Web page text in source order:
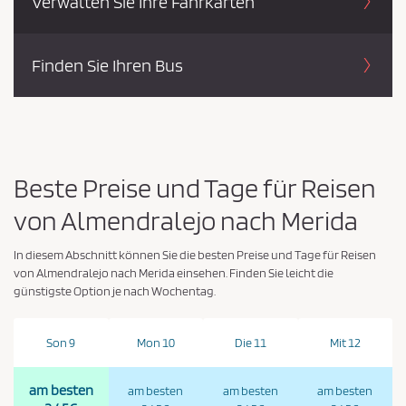
Finden Sie Ihren Bus
Beste Preise und Tage für Reisen
von Almendralejo nach Merida
In diesem Abschnitt können Sie die besten Preise und Tage für Reisen
von Almendralejo nach Merida einsehen. Finden Sie leicht die
günstigste Option je nach Wochentag.
Son 9
am besten
Mon 10
am besten
Die 11
am besten
Mit 12
am besten